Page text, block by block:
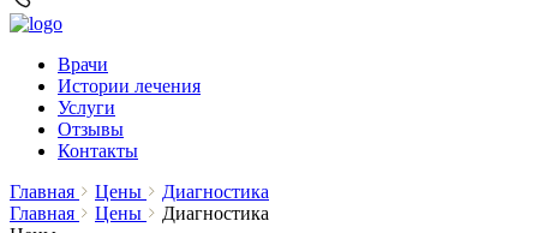
Врачи
Истории лечения
Услуги
Отзывы
Контакты
Главная
Цены
Диагностика
Главная
Цены
Диагностика